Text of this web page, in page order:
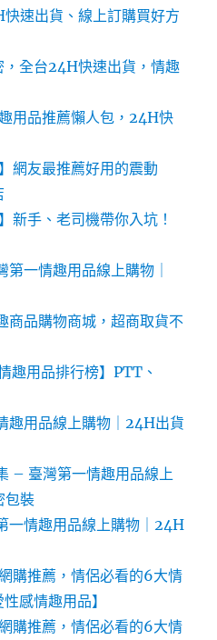
快速出貨、線上訂購買好方
，全台24H快速出貨，情趣
用品推薦懶人包，24H快
網友最推薦好用的震動
新手、老司機帶你入坑！
一情趣用品線上購物｜
商品購物商城，超商取貨不
趣用品排行榜】PTT、
趣用品線上購物｜24H出貨
– 臺灣第一情趣用品線上
包裝
一情趣用品線上購物｜24H
購推薦，情侶必看的6大情
感情趣用品】
購推薦，情侶必看的6大情